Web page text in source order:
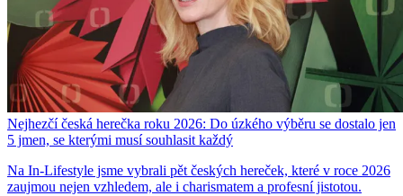
Nejhezčí česká herečka roku 2026: Do úzkého výběru se dostalo jen
5 jmen, se kterými musí souhlasit každý
Na In-Lifestyle jsme vybrali pět českých hereček, které v roce 2026
zaujmou nejen vzhledem, ale i charismatem a profesní jistotou.